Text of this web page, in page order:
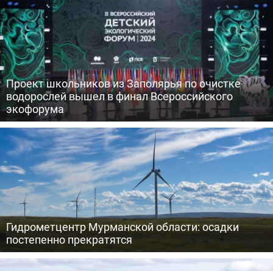
Проект школьников из Заполярья по очистке
водорослей вышел в финал Всероссийского
экофорума
Гидрометцентр Мурманской области: осадки
постепенно прекратятся